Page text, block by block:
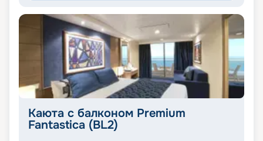
Каюта с балконом Premium
Fantastica (BL2)